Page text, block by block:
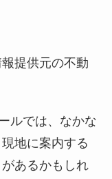
提供元の不動
ルでは、なかな
地に案内する
あるかもしれ